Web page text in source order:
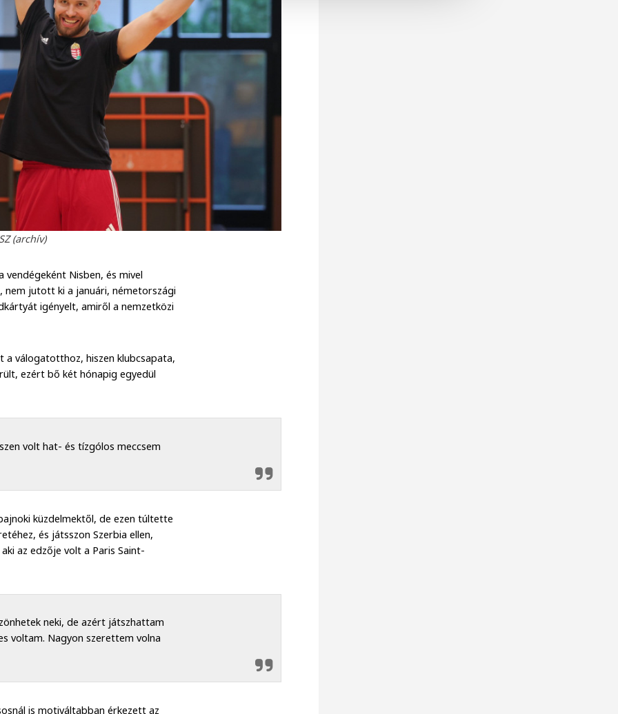
(archív)
Nisben, és mivel
nem jutott ki a januári, németországi
igényelt, amiről a nemzetközi
válogatotthoz, hiszen klubcsapata,
ezért bő két hónapig egyedül
volt hat- és tízgólos meccsem
küzdelmektől, de ezen túltette
és játsszon Szerbia ellen,
az edzője volt a Paris Saint-
neki, de azért játszhattam
voltam. Nagyon szerettem volna
is motiváltabban érkezett az